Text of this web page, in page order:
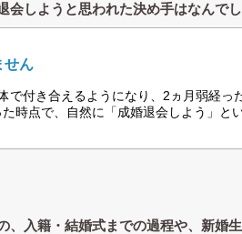
会しようと思われた決め手はなんで
せん
で付き合えるようになり、2ヵ月弱経
時点で、自然に「成婚退会しよう」と
、入籍・結婚式までの過程や、新婚